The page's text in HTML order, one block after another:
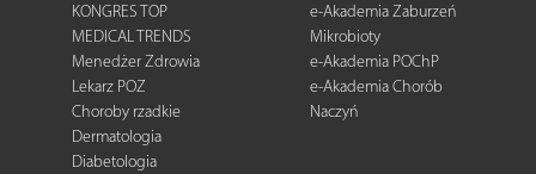
KONGRES TOP
MEDICAL TRENDS
Menedżer Zdrowia
Lekarz POZ
Choroby rzadkie
Dermatologia
Diabetologia
e-Akademia Zaburzeń
Mikrobioty
e-Akademia POChP
e-Akademia Chorób
Naczyń